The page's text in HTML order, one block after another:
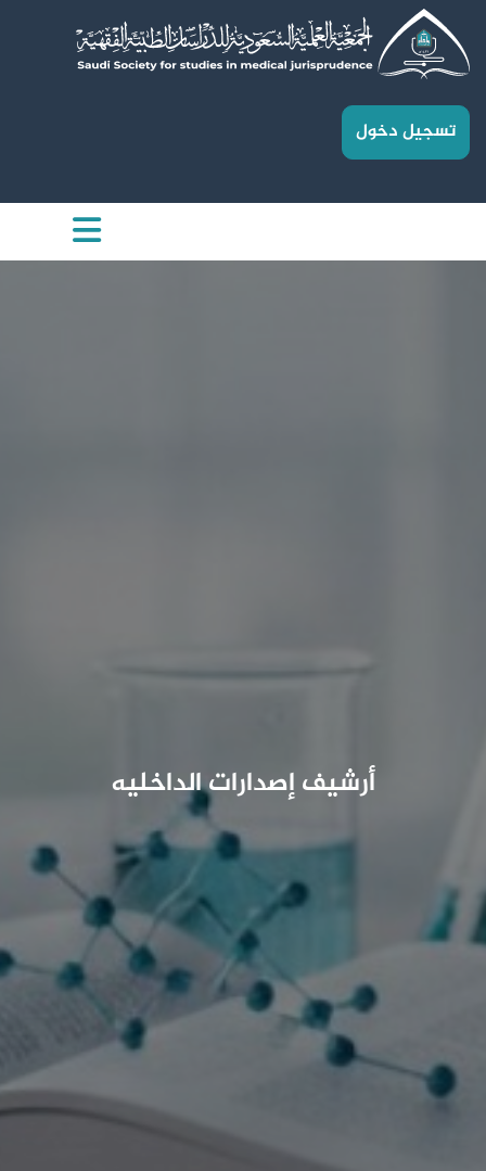
تسجيل دخول
أرشيف إصدارات الداخليه